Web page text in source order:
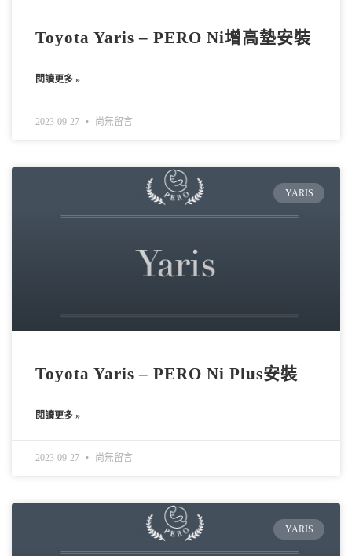
Toyota Yaris – PERO Ni增高墊安裝
閱讀更多 »
2023-09-27 尚無留言
YARIS
Toyota Yaris – PERO Ni Plus安裝
閱讀更多 »
2023-09-27 尚無留言
YARIS